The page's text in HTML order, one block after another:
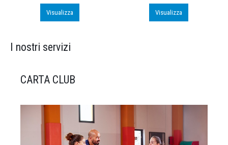
Visualizza Visualizza
I nostri servizi
CARTA CLUB